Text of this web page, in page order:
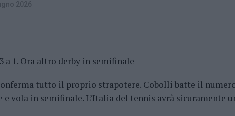
2026
a 1. Ora altro derby in semifinale
tutto il proprio strapotere. Cobolli batte il
e vola in semifinale. L’Italia del tennis avrà sicuramente